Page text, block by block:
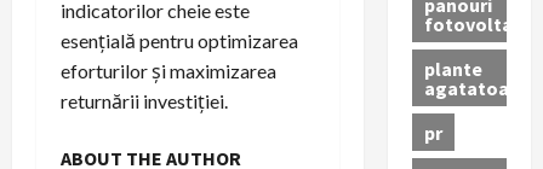
indicatorilor cheie este
esențială pentru optimizarea
eforturilor și maximizarea
returnării investiției.
ABOUT THE AUTHOR
fotovoltaice
plante
agatatoare
pr